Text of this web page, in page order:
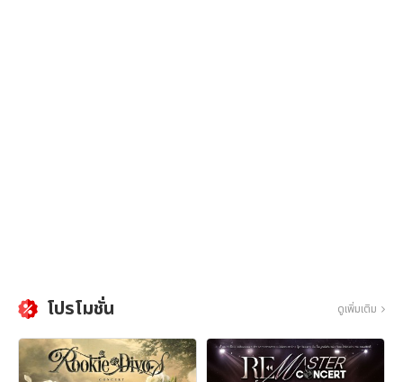
โปรโมชั่น ดูเพิ่มเติม